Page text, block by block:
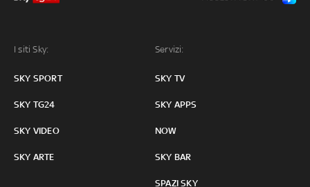
I siti Sky:
SKY SPORT
SKY TG24
SKY VIDEO
SKY ARTE
Servizi:
SKY TV
SKY APPS
NOW
SKY BAR
SPAZI SKY